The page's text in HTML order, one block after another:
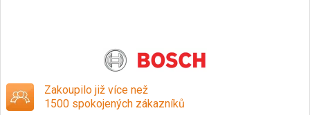
Zakoupilo již více než
1500 spokojených zákazníků